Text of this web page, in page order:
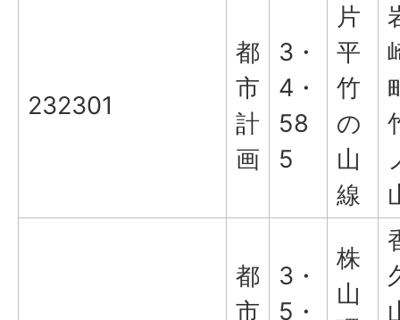
232301
都
市
計
画
3・
4・
58
5
片
平
竹
の
山
線
都
市
3・
5・
株
山